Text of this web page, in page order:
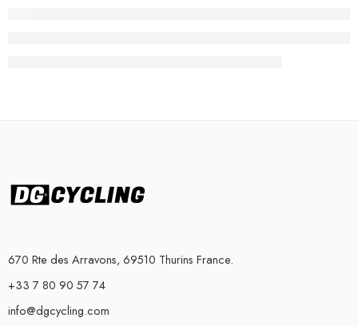
670 Rte des Arravons, 69510 Thurins France.
+33 7 80 90 57 74
info@dgcycling.com